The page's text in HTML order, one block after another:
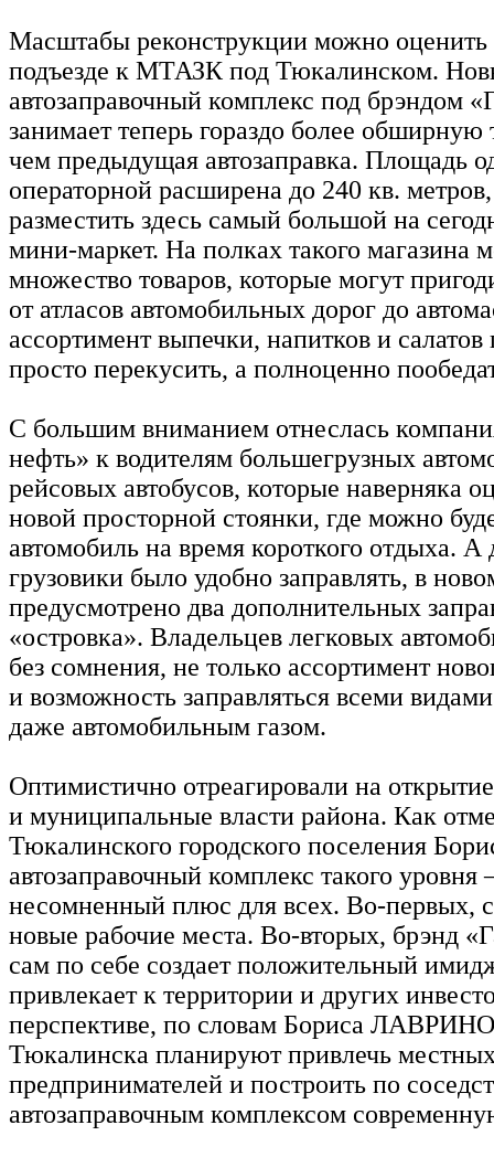
Масштабы реконструкции можно
подъезде к МТАЗК под Тюкалинском.
автозаправочный комплекс под брэндом
занимает теперь гораздо более
чем предыдущая автозаправка. Площадь
операторной расширена до 240 кв.
разместить здесь самый большой на
мини-маркет. На полках такого магазина
множество товаров, которые могут
от атласов автомобильных дорог до
ассортимент выпечки, напитков и салатов
просто перекусить, а полноценно
С большим вниманием отнеслась
нефть» к водителям большегрузных
рейсовых автобусов, которые наверняка
новой просторной стоянки, где можно
автомобиль на время короткого отдыха. А
грузовики было удобно заправлять, в
предусмотрено два дополнительных
«островка». Владельцев легковых
без сомнения, не только ассортимент
и возможность заправляться всеми
даже автомобильным газом.
Оптимистично отреагировали на
и муниципальные власти района. Как
Тюкалинского городского поселения
автозаправочный комплекс такого уровня
несомненный плюс для всех. Во-первых,
новые рабочие места. Во-вторых, брэнд
сам по себе создает положительный
привлекает к территории и других
перспективе, по словам Бориса
Тюкалинска планируют привлечь
предпринимателей и построить по
автозаправочным комплексом